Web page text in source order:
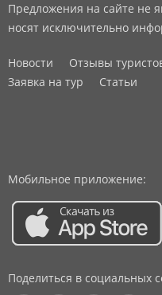
Предложения на сайте не
носят исключительно
Новости Отзывы
Заявка на тур
Статьи
Мобильное приложение:
Поделиться в социальных